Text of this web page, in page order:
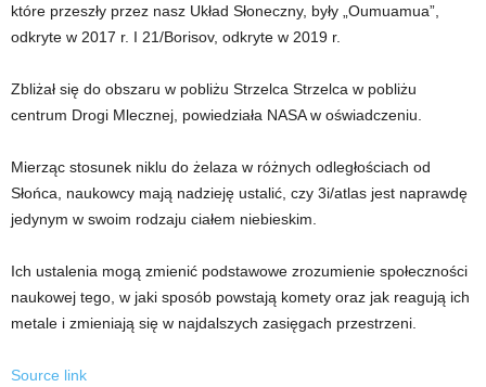
które przeszły przez nasz Układ Słoneczny, były „Oumuamua”,
odkryte w 2017 r. I 21/Borisov, odkryte w 2019 r.
Zbliżał się do obszaru w pobliżu Strzelca Strzelca w pobliżu
centrum Drogi Mlecznej, powiedziała NASA w oświadczeniu.
Mierząc stosunek niklu do żelaza w różnych odległościach od
Słońca, naukowcy mają nadzieję ustalić, czy 3i/atlas jest naprawdę
jedynym w swoim rodzaju ciałem niebieskim.
Ich ustalenia mogą zmienić podstawowe zrozumienie społeczności
naukowej tego, w jaki sposób powstają komety oraz jak reagują ich
metale i zmieniają się w najdalszych zasięgach przestrzeni.
Source link